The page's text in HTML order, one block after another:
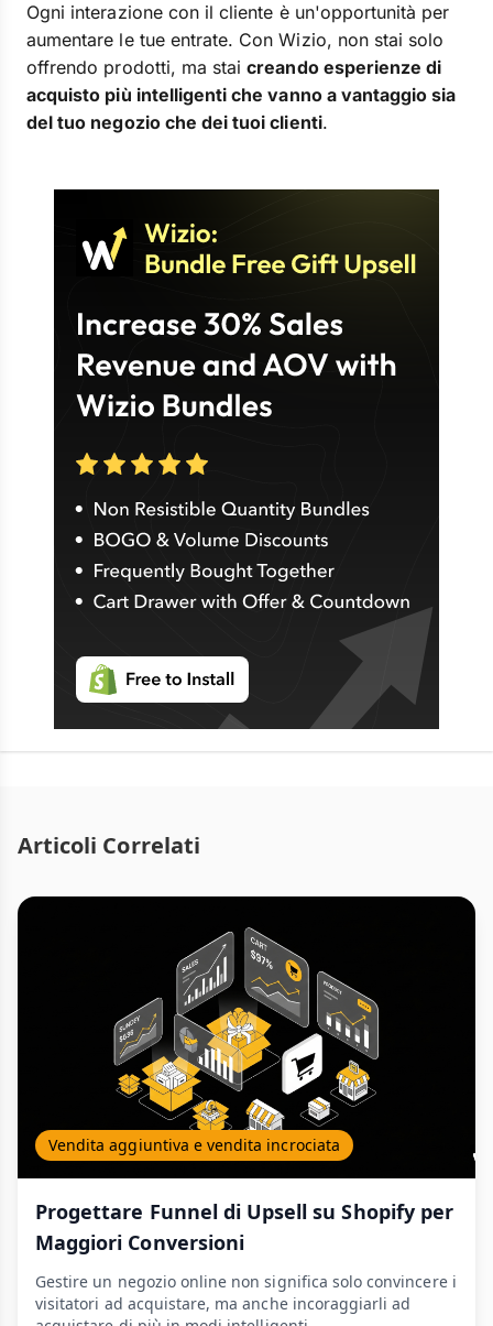
Ogni interazione con il cliente è un'opportunità per
aumentare le tue entrate. Con Wizio, non stai solo
offrendo prodotti, ma staicreando esperienze di
acquisto più intelligenti che vanno a vantaggio sia
del tuo negozio che dei tuoi clienti.
Articoli Correlati
Vendita aggiuntiva e vendita incrociata
Progettare Funnel di Upsell su Shopify per
Maggiori Conversioni
Gestire un negozio online non significa solo convincere i
visitatori ad acquistare, ma anche incoraggiarli ad